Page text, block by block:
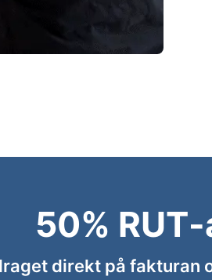
50%
direkt på fakturan